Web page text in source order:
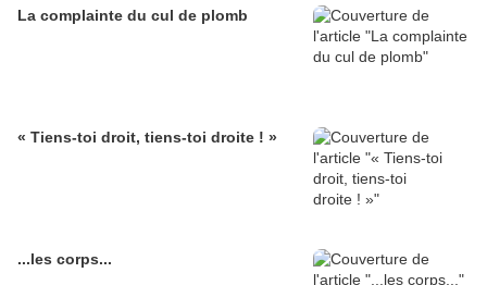
La complainte du cul de plomb
« Tiens-toi droit, tiens-toi droite ! »
...les corps...